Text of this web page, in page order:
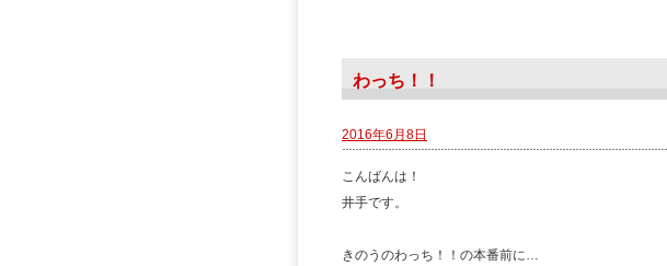
わっち！！
2016年6月8日
こんばんは！
井手です。
きのうのわっち！！の本番前に…